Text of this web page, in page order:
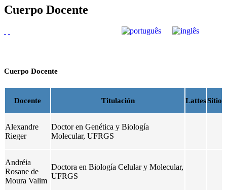
Cuerpo Docente
Cuerpo Docente
Docente Titulación LattesSitio
Alexandre
Rieger
Doctor en Genética y Biología
Molecular, UFRGS
Andréia
Rosane de
Moura Valim
Doctora en Biología Celular y Molecular,
UFRGS